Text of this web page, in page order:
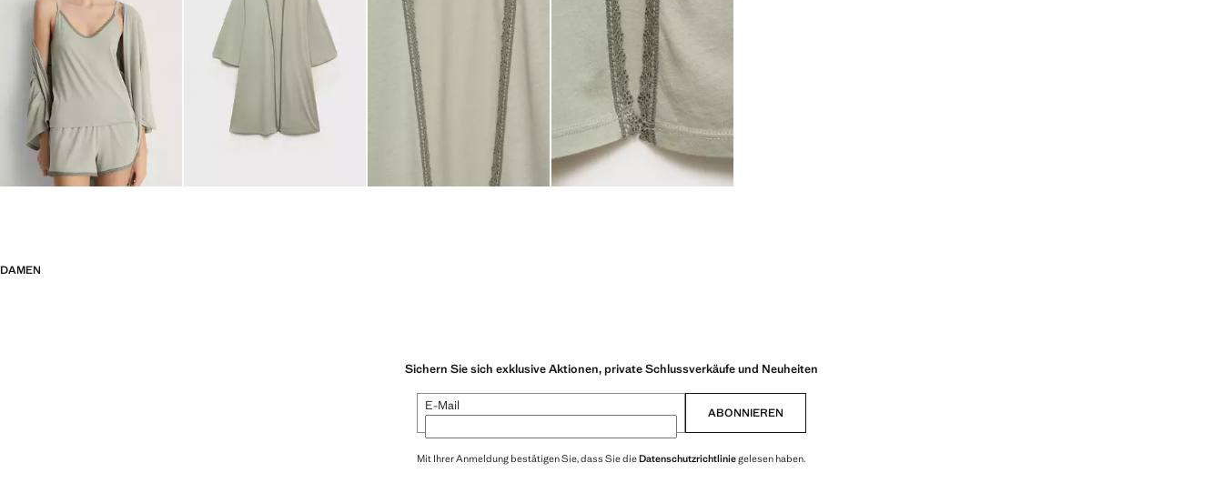
DAMEN
Sichern Sie sich exklusive Aktionen, private Schlussverkäufe und Neuheiten
E-Mail ABONNIEREN
Mit Ihrer Anmeldung bestätigen Sie, dass Sie dieDatenschutzrichtliniegelesen haben.